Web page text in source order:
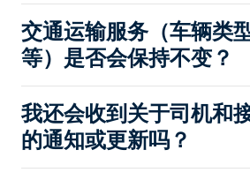
交通运输服务（车辆类
等）是否会保持不变？
我还会收到关于司机和
的通知或更新吗？